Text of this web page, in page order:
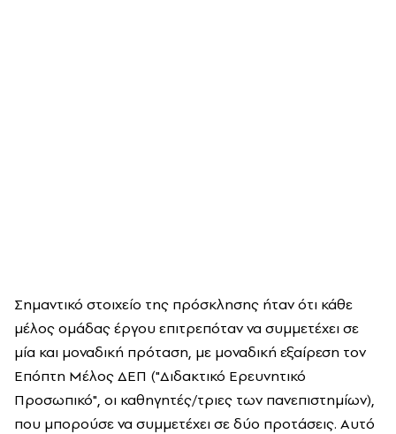
Σημαντικό στοιχείο της πρόσκλησης ήταν ότι κάθε
μέλος ομάδας έργου επιτρεπόταν να συμμετέχει σε
μία και μοναδική πρόταση, με μοναδική εξαίρεση τον
Επόπτη Μέλος ΔΕΠ ("Διδακτικό Ερευνητικό
Προσωπικό", οι καθηγητές/τριες των πανεπιστημίων),
που μπορούσε να συμμετέχει σε δύο προτάσεις. Αυτό